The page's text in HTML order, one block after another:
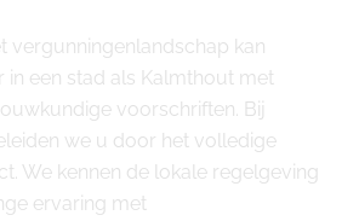
vergunningenlandschap kan
in een stad als Kalmthout met
voorschriften. Bij
we u door het volledige
We kennen de lokale regelgeving
ervaring met